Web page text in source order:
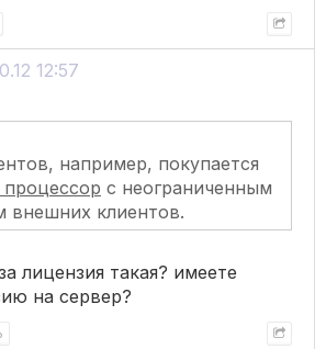
12:57
например, покупается
с неограниченным
внешних клиентов.
лицензия такая? имеете
на сервер?